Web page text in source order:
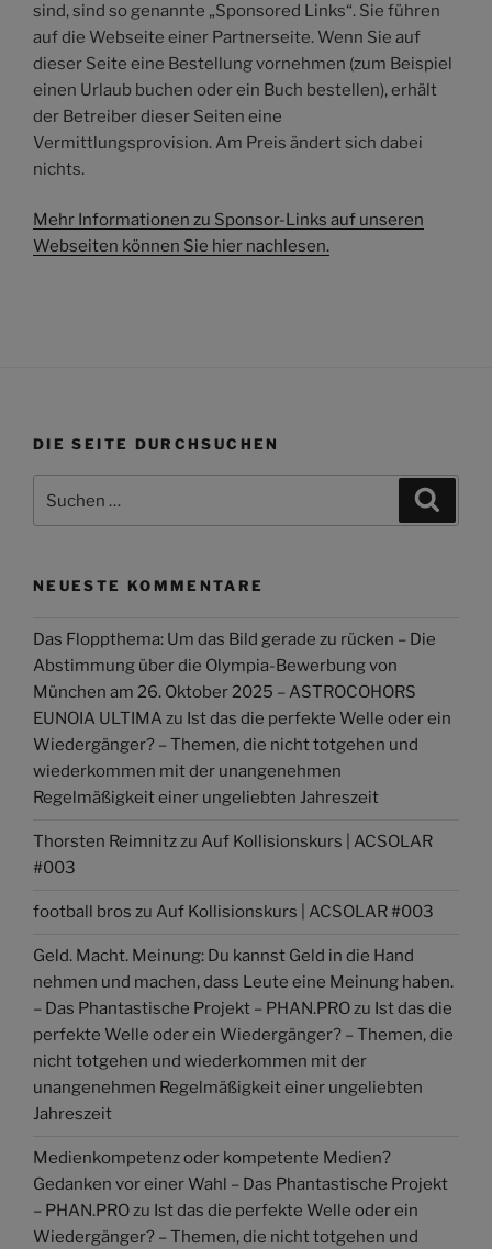
sind, sind so genannte „Sponsored Links“. Sie führen
auf die Webseite einer Partnerseite. Wenn Sie auf
dieser Seite eine Bestellung vornehmen (zum Beispiel
einen Urlaub buchen oder ein Buch bestellen), erhält
der Betreiber dieser Seiten eine
Vermittlungsprovision. Am Preis ändert sich dabei
nichts.
Mehr Informationen zu Sponsor-Links auf unseren
Webseiten können Sie hier nachlesen.
DIE SEITE DURCHSUCHEN
nach:
NEUESTE KOMMENTARE
Das Floppthema: Um das Bild gerade zu rücken – Die
Abstimmung über die Olympia-Bewerbung von
München am 26. Oktober 2025 – ASTROCOHORS
EUNOIA ULTIMA zu Ist das die perfekte Welle oder ein
Wiedergänger? – Themen, die nicht totgehen und
wiederkommen mit der unangenehmen
Regelmäßigkeit einer ungeliebten Jahreszeit
Thorsten Reimnitzzu Auf Kollisionskurs | ACSOLAR
#003
football bros zu Auf Kollisionskurs | ACSOLAR #003
Geld. Macht. Meinung: Du kannst Geld in die Hand
nehmen und machen, dass Leute eine Meinung haben.
– Das Phantastische Projekt – PHAN.PROzu Ist das die
perfekte Welle oder ein Wiedergänger? – Themen, die
nicht totgehen und wiederkommen mit der
unangenehmen Regelmäßigkeit einer ungeliebten
Jahreszeit
Medienkompetenz oder kompetente Medien?
Gedanken vor einer Wahl – Das Phantastische Projekt
– PHAN.PROzu Ist das die perfekte Welle oder ein
Wiedergänger? – Themen, die nicht totgehen und